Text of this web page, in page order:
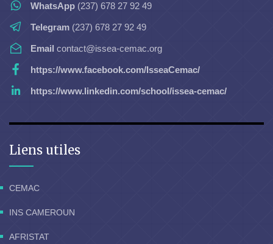
WhatsApp (237) 678 27 92 49
Telegram (237) 678 27 92 49
Email contact@issea-cemac.org
https://www.facebook.com/IsseaCemac/
https://www.linkedin.com/school/issea-cemac/
Liens utiles
CEMAC
INS CAMEROUN
AFRISTAT